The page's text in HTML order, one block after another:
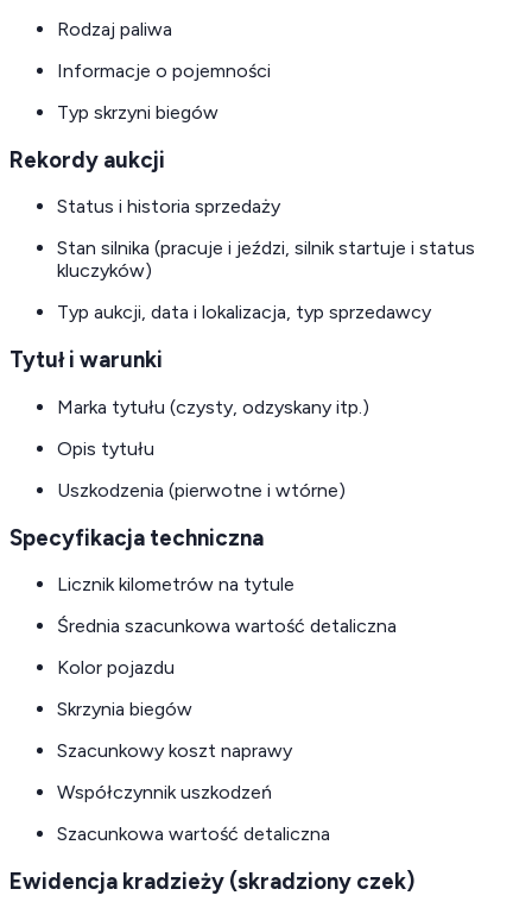
Rodzaj paliwa
Informacje o pojemności
Typ skrzyni biegów
Rekordy aukcji
Status i historia sprzedaży
Stan silnika (pracuje i jeździ, silnik startuje i status
kluczyków)
Typ aukcji, data i lokalizacja, typ sprzedawcy
Tytuł i warunki
Marka tytułu (czysty, odzyskany itp.)
Opis tytułu
Uszkodzenia (pierwotne i wtórne)
Specyfikacja techniczna
Licznik kilometrów na tytule
Średnia szacunkowa wartość detaliczna
Kolor pojazdu
Skrzynia biegów
Szacunkowy koszt naprawy
Współczynnik uszkodzeń
Szacunkowa wartość detaliczna
Ewidencja kradzieży (skradziony czek)